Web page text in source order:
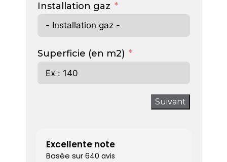
Installation gaz
Superficie (en m2)
Suivant
Excellente note
Basée sur 640 avis